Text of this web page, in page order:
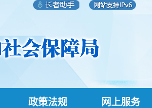
政策法规 网上服务